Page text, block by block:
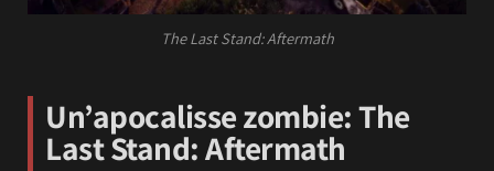
The Last Stand: Aftermath
Un’apocalisse zombie: The
Last Stand: Aftermath